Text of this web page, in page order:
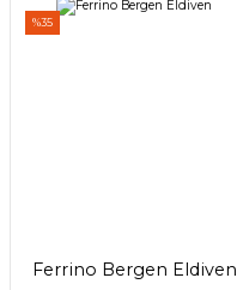
%35
Ferrino Bergen Eldiven